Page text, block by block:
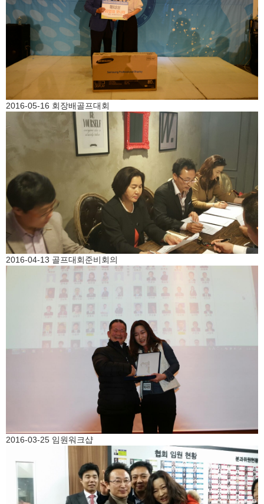
2016-05-16 회장배골프대회
2016-04-13 골프대회준비회의
2016-03-25 임원워크샵